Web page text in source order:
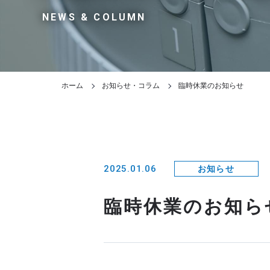
NEWS & COLUMN
ホーム お知らせ・コラム 臨時休業のお知らせ
2025.01.06 お知らせ
臨時休業のお知ら